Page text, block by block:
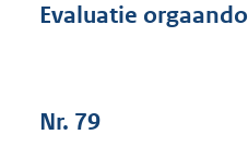
Evaluatie
Nr. 79